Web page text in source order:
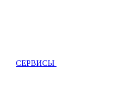
СЕРВИСЫ